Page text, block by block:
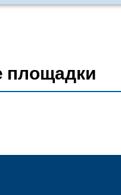
площадки